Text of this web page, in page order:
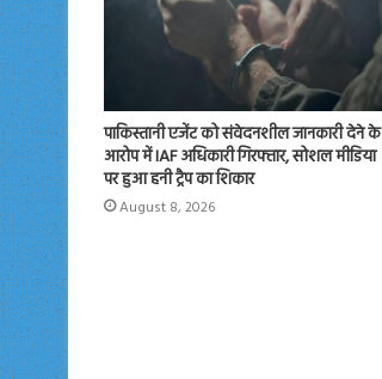
पाकिस्तानी एजेंट को संवेदनशील जानकारी देने के
आरोप में IAF अधिकारी गिरफ्तार, सोशल मीडिया
पर हुआ हनी ट्रैप का शिकार
August 8, 2026